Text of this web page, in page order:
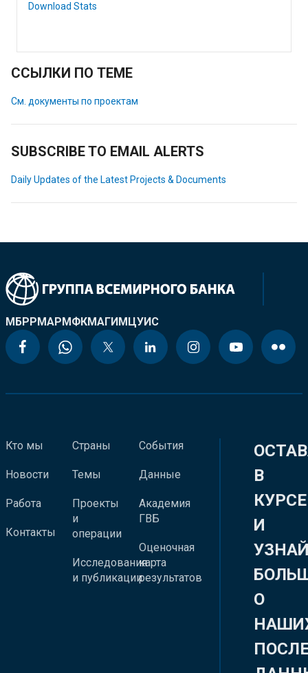
Download Stats
ССЫЛКИ ПО ТЕМЕ
См. документы по проектам
SUBSCRIBE TO EMAIL ALERTS
Daily Updates of the Latest Projects & Documents
МБРРМАРМФКМАГИМЦУИС
Кто мы
Новости
Работа
Контакты
Страны
Темы
Проекты
и
операции
Исследования
и публикации
События
Данные
Академия
ГВБ
Оценочная
карта
результатов
В
КУРСЕ
И
О